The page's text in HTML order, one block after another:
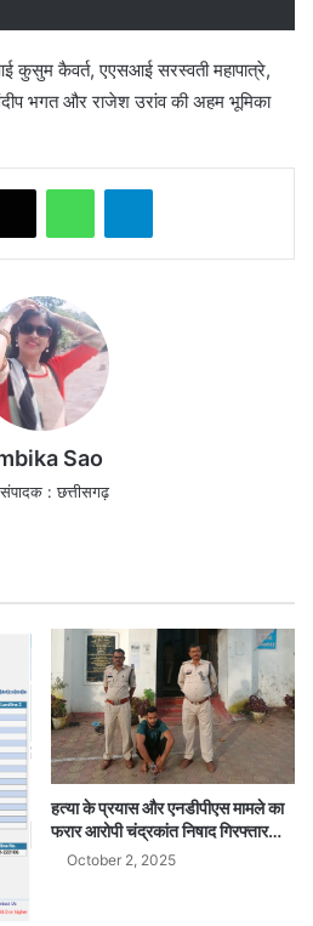
कुसुम कैवर्त, एएसआई सरस्वती महापात्रे,
भगत और राजेश उरांव की अहम भूमिका
WhatsAppTelegram
Sao
: छत्तीसगढ़
हत्या के प्रयास और एनडीपीएस मामले का
फरार आरोपी चंद्रकांत निषाद गिरफ्तार…
October 2, 2025